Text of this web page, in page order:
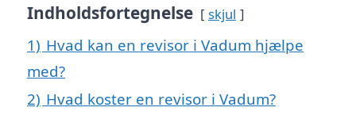
Indholdsfortegnelse skjul
1) Hvad kan en revisor i Vadum hjælpe
med?
2) Hvad koster en revisor i Vadum?